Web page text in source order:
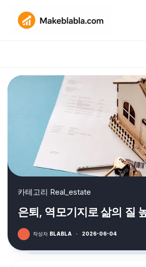
content
카테고리 Real_estate
은퇴, 역모기지로 삶의 질
작성자 BLABLA · 2026-06-04